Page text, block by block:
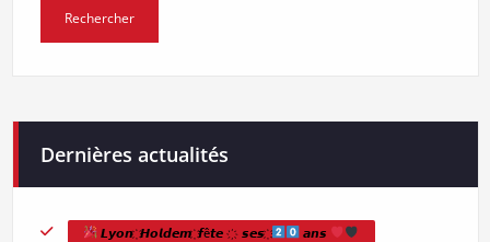
Dernières actualités
𝙇𝙮𝙤𝙣 ҉ 𝙃𝙤𝙡𝙙𝙚𝙢 ҉ 𝙛ê𝙩𝙚 ҉ 𝙨𝙚𝙨 ҉ 𝙖𝙣𝙨